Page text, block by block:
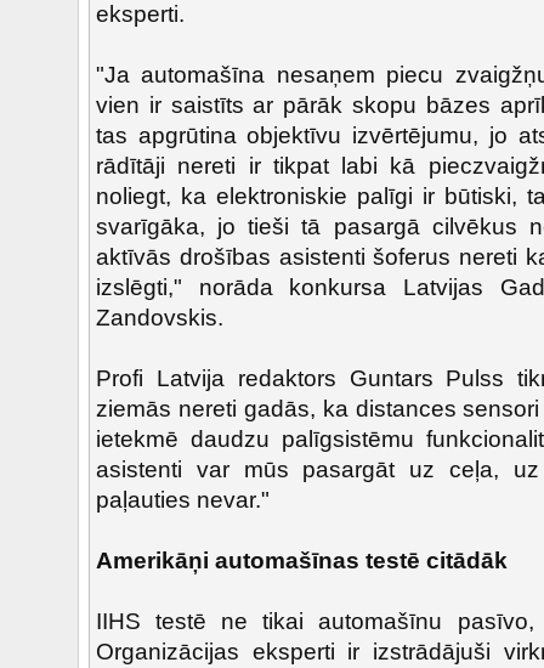
eksperti.
"Ja automašīna nesaņem piecu
vien ir saistīts ar pārāk skopu bāzes
tas apgrūtina objektīvu izvērtējumu, jo
rādītāji nereti ir tikpat labi kā
noliegt, ka elektroniskie palīgi ir būtiski,
svarīgāka, jo tieši tā pasargā cilvēkus
aktīvās drošības asistenti šoferus nereti
izslēgti," norāda konkursa Latvijas
Zandovskis.
Profi Latvija redaktors Guntars Pulss
ziemās nereti gadās, ka distances
ietekmē daudzu palīgsistēmu
asistenti var mūs pasargāt uz ceļa,
paļauties nevar."
Amerikāņi automašīnas testē citādāk
IIHS testē ne tikai automašīnu
Organizācijas eksperti ir izstrādājuši